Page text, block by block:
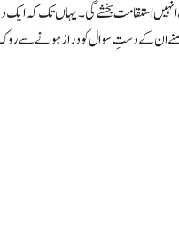
استقامت بخشے گی۔ یہاں تک کہ
ان کے دستِ سوال کو دراز ہونے سے روک